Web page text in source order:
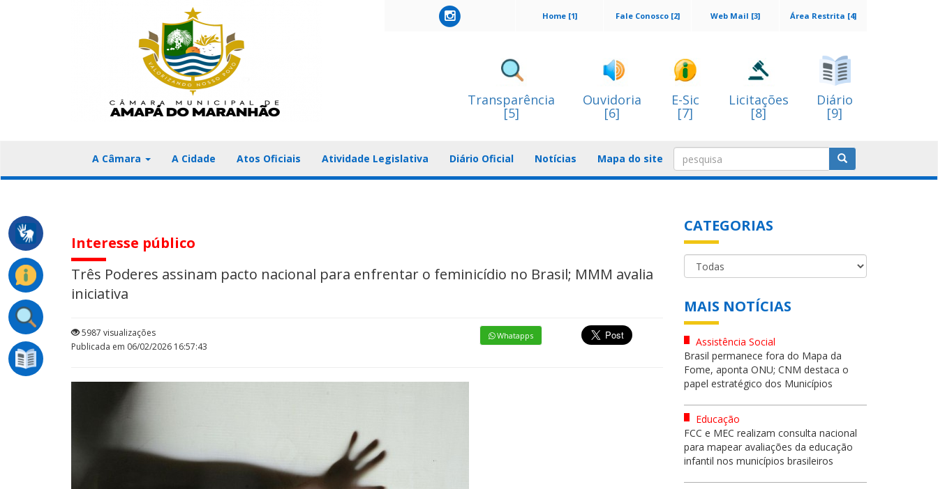
Área Restrita [4]
Web Mail [3]
Fale Conosco [2]
Home [1]
Transparência
[5]
Ouvidoria
[6]
E-Sic
[7]
Licitações
[8]
Diário
[9]
A Câmara A Cidade Atos Oficiais Atividade Legislativa Diário Oficial Notícias Mapa do site
Interesse público
Três Poderes assinam pacto nacional para enfrentar o feminicídio no Brasil; MMM avalia
iniciativa
5987 visualizações
Publicada em 06/02/2026 16:57:43
Whatapps
CATEGORIAS
MAIS NOTÍCIAS
Assistência Social
Brasil permanece fora do Mapa da
Fome, aponta ONU; CNM destaca o
papel estratégico dos Municípios
Educação
FCC e MEC realizam consulta nacional
para mapear avaliações da educação
infantil nos municípios brasileiros